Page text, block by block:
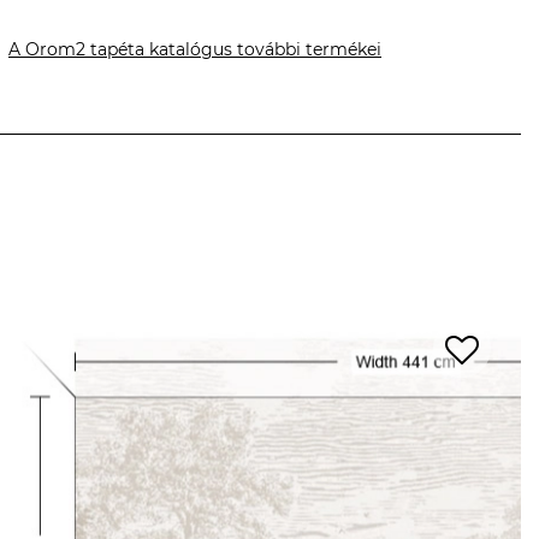
A Orom2 tapéta katalógus további termékei